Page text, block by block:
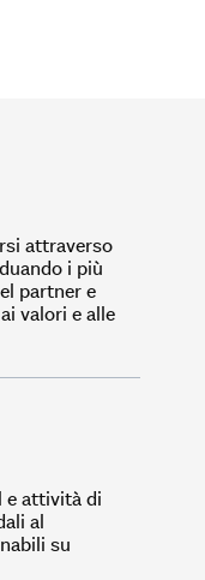
attraverso
i più
partner e
valori e alle
e attività di
al
su